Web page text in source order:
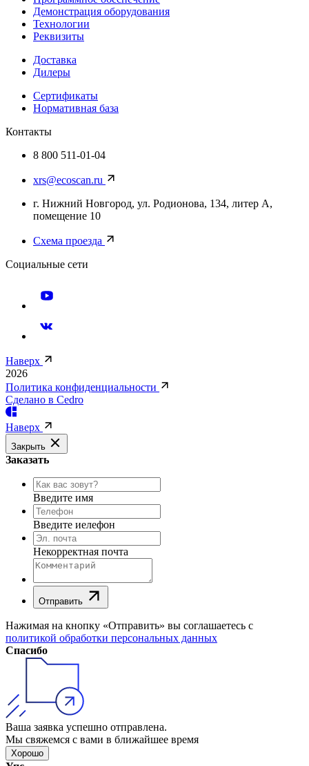
Демонстрация оборудования
Технологии
Реквизиты
Доставка
Дилеры
Сертификаты
Нормативная база
Контакты
8 800 511-01-04
xrs@ecoscan.ru
г. Нижний Новгород, ул. Родионова, 134, литер А,
помещение 10
Схема проезда
Социальные сети
Наверх
2026
Политика конфиденциальности
Сделано в Cedro
Наверх
Закрыть
Заказать
Введите имя
Введите иелефон
Некорректная почта
Отправить
Нажимая на кнопку «Отправить» вы соглашаетесь с
политикой обработки персональных данных
Спасибо
Ваша заявка успешно отправлена.
Мы свяжемся с вами в ближайшее время
Хорошо